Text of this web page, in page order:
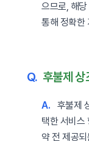
으므로, 해
통해 정확한
Q. 후불제 상
A.
후불제
택한 서비스
약 전 제공